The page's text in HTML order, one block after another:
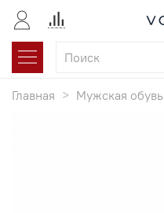
Главная Мужская обувь